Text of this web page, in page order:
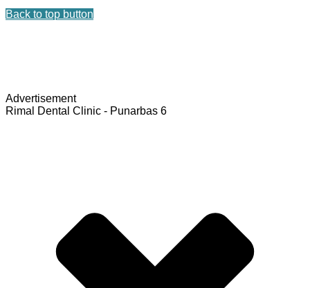
Back to top button
Advertisement
Rimal Dental Clinic - Punarbas 6